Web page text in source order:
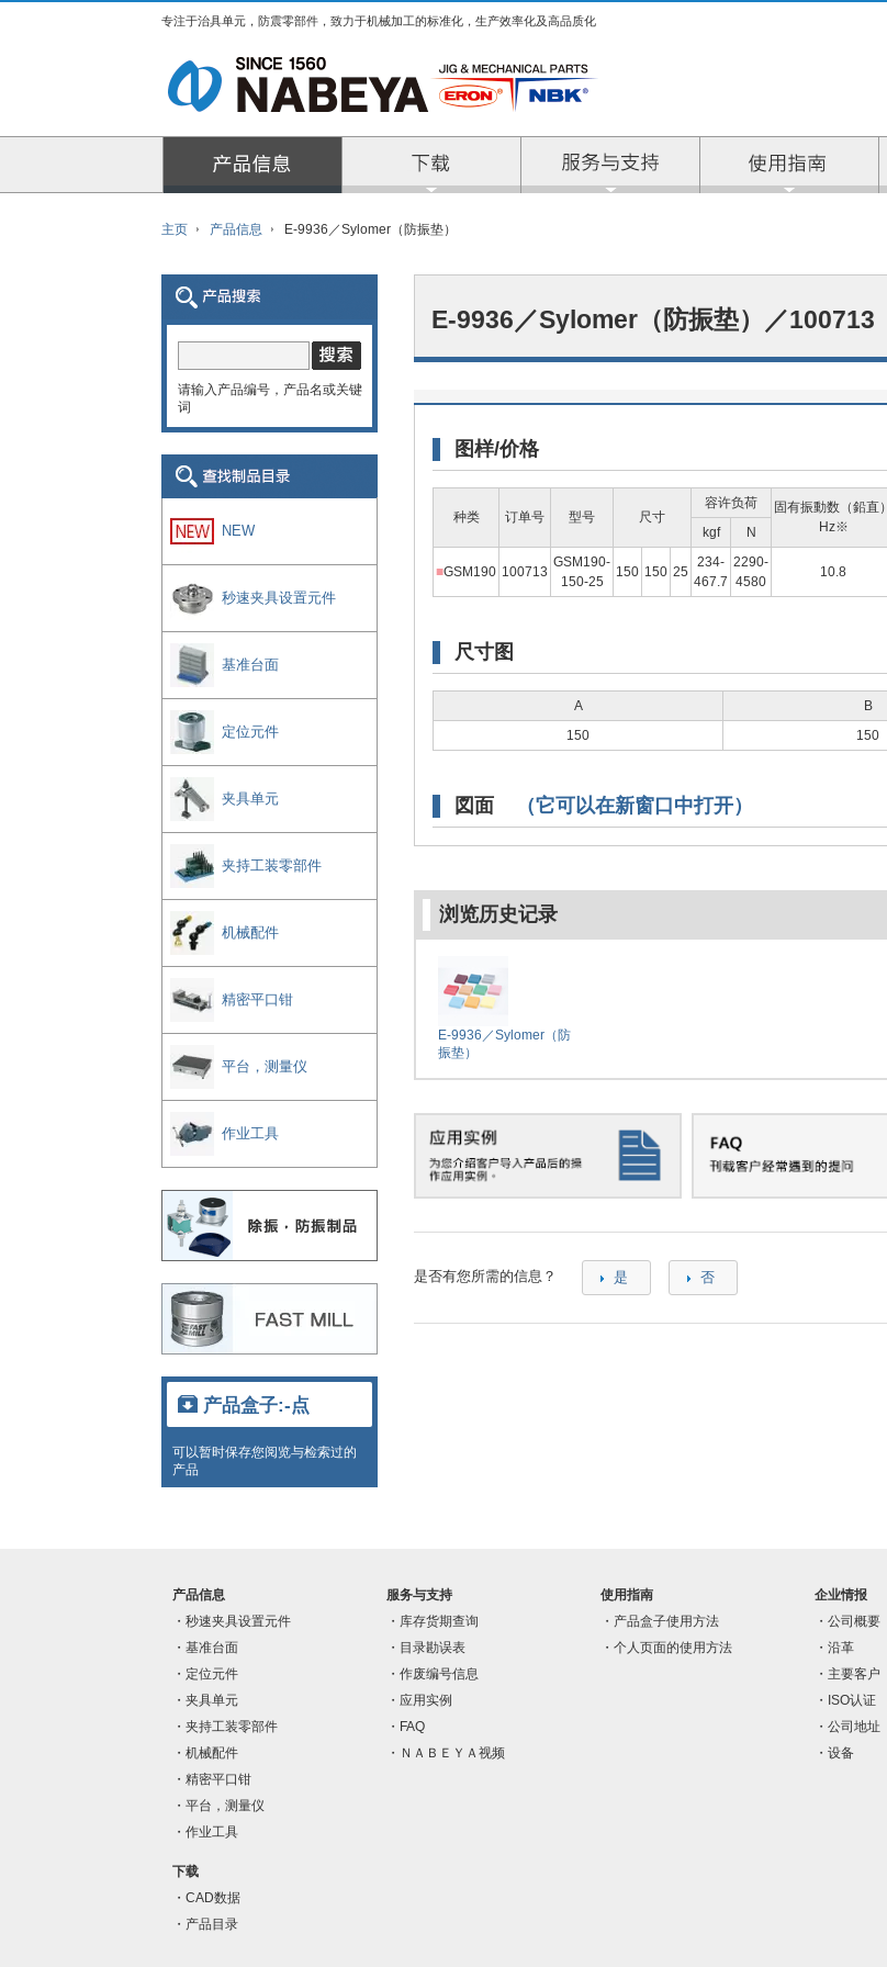
专注于治具单元，防震零部件，致力于机械加工的标准化，生产效率化及高品质化
主页 产品信息 E-9936／Sylomer（防振垫）
E-9936／Sylomer（防振垫）／100713
图样/价格
种类 订单号 型号 尺寸
容许负荷
固有振動数（鉛直）
Hz※
kgf N
■GSM190 100713
GSM190-
150-25
150 150 25
234-
467.7
2290-
4580
10.8
尺寸图
A B
150 150
図面 （它可以在新窗口中打开）
浏览历史记录
E-9936／Sylomer（防
振垫）
是否有您所需的信息？ 是 否
请输入产品编号，产品名或关键
词
NEW
秒速夹具设置元件
基准台面
定位元件
夹具单元
夹持工装零部件
机械配件
精密平口钳
平台，测量仪
作业工具
产品盒子:-点
可以暂时保存您阅览与检索过的
产品
产品信息
秒速夹具设置元件
基准台面
定位元件
夹具单元
夹持工装零部件
机械配件
精密平口钳
平台，测量仪
作业工具
下载
CAD数据
产品目录
服务与支持
库存货期查询
目录勘误表
作废编号信息
应用实例
FAQ
ＮＡＢＥＹＡ视频
使用指南
产品盒子使用方法
个人页面的使用方法
企业情报
公司概要
沿革
主要客户
ISO认证
公司地址
设备